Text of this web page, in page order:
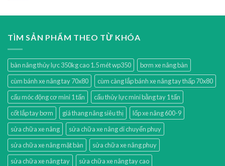
TÌM SẢN PHẨM THEO TỪ KHÓA
bàn nâng thủy lực 350kg cao 1.5 mét wp350
bơm xe nâng bàn
cùm bánh xe nâng tay 70x80
cùm càng lắp bánh xe nâng tay thấp 70x80
cẩu móc động cơ mini 1 tấn
cẩu thủy lực mini bằng tay 1 tấn
cốt lắp tay bơm
giá thang nâng siêu thị
lốp xe nâng 600-9
sửa chữa xe nâng
sửa chữa xe nâng di chuyển phuy
sửa chữa xe nâng mặt bàn
sửa chữa xe nâng phuy
sửa chữa xe nâng tay
sửa chữa xe nâng tay cao